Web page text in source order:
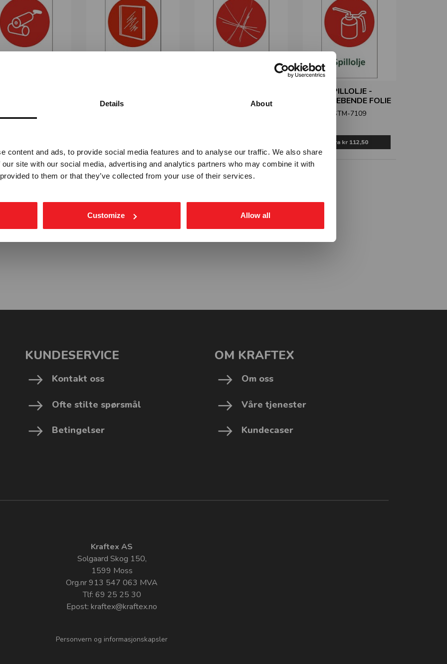
Details About
content and ads, to provide social media features and to analyse our traffic. We also share
site with our social media, advertising and analytics partners who may combine it with
to them or that they’ve collected from your use of their services.
Customize Allow all
KLORPARAFINER -
SELVKLEBENDE FOLIE
SPILLOLJE -
SELVKLEBENDE FOLIE
STM-7109
Fra kr 112,50
KUNDESERVICE
Kontakt oss
Ofte stilte spørsmål
Betingelser
OM KRAFTEX
Om oss
Våre tjenester
Kundecaser
Kraftex AS
Solgaard Skog 150,
1599 Moss
Org.nr 913 547 063 MVA
Tlf: 69 25 25 30
Epost: kraftex@kraftex.no
Personvern og informasjonskapsler
BEDRIFT
ekskl. mva.
PRIVAT
inkl. mva.